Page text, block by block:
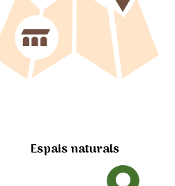
Espais naturals